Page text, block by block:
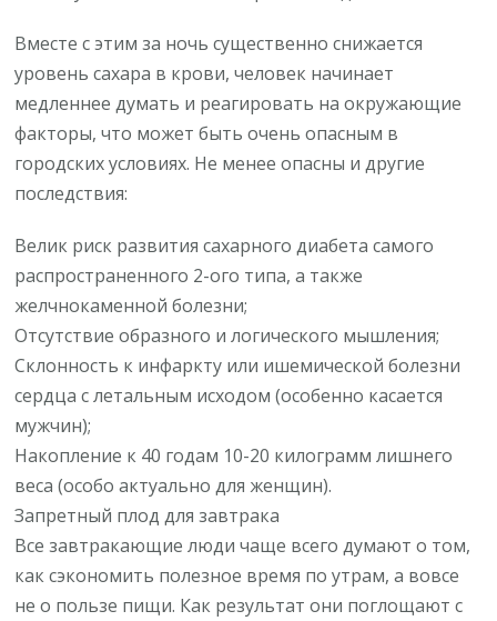
Вместе с этим за ночь существенно снижается
уровень сахара в крови, человек начинает
медленнее думать и реагировать на окружающие
факторы, что может быть очень опасным в
городских условиях. Не менее опасны и другие
последствия:
Велик риск развития сахарного диабета самого
распространенного 2-ого типа, а также
желчнокаменной болезни;
Отсутствие образного и логического мышления;
Склонность к инфаркту или ишемической болезни
сердца с летальным исходом (особенно касается
мужчин);
Накопление к 40 годам 10-20 килограмм лишнего
веса (особо актуально для женщин).
Запретный плод для завтрака
Все завтракающие люди чаще всего думают о том,
как сэкономить полезное время по утрам, а вовсе
не о пользе пищи. Как результат они поглощают с